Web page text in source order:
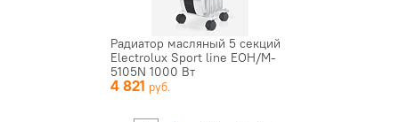
Радиатор масляный 5 секций
Electrolux Sport line EOH/M-
5105N 1000 Вт
4 821